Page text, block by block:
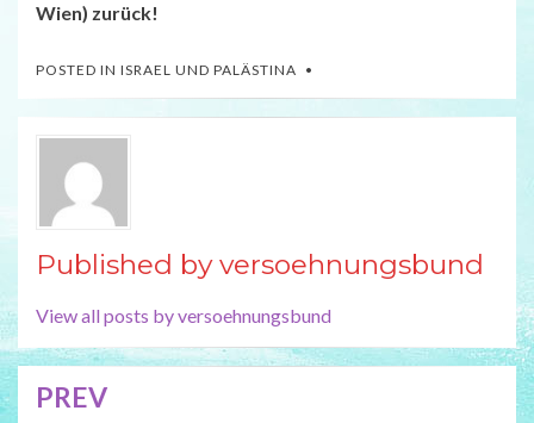
Wien) zurück!
POSTED IN ISRAEL UND PALÄSTINA
Published byversoehnungsbund
View all posts by versoehnungsbund
Beitragsnavigation
PREV